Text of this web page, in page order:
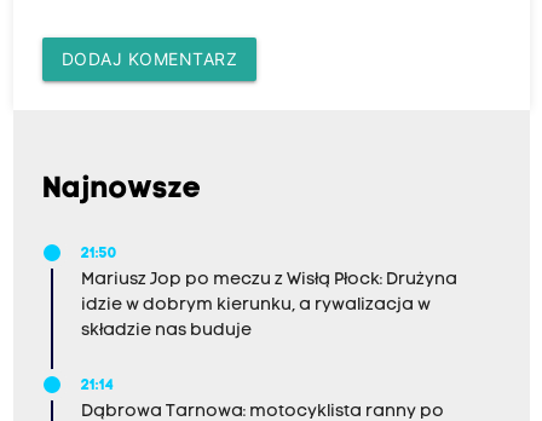
DODAJ KOMENTARZ
Najnowsze
21:50
Mariusz Jop po meczu z Wisłą Płock: Drużyna
idzie w dobrym kierunku, a rywalizacja w
składzie nas buduje
21:14
Dąbrowa Tarnowa: motocyklista ranny po